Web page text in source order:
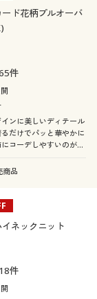
ド花柄プルオーバ
件
ンに美しいディテール
だけでパッと華やかに
コーデしやすいのが魅
商品
ネックニット
18件